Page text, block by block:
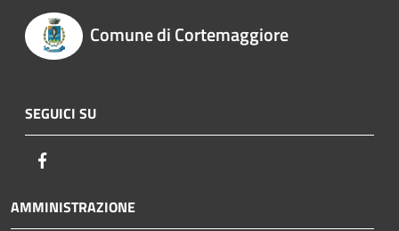
Comune di Cortemaggiore
SEGUICI SU
AMMINISTRAZIONE